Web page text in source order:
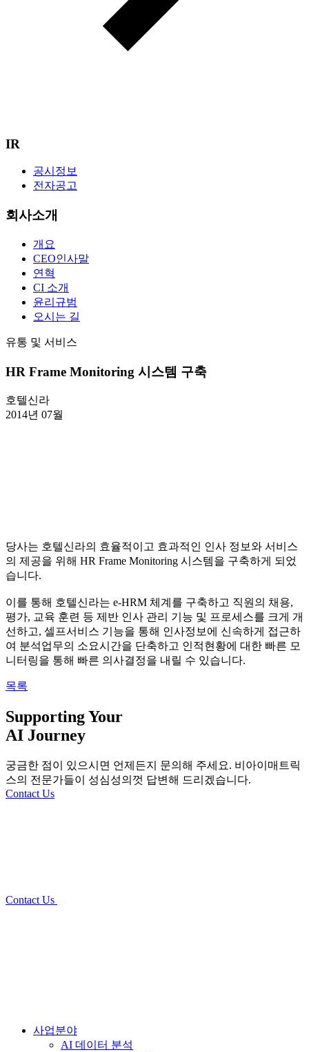
IR
공시정보
전자공고
회사소개
개요
CEO인사말
연혁
CI 소개
윤리규범
오시는 길
유통 및 서비스
HR Frame Monitoring 시스템 구축
호텔신라
2014년 07월
당사는 호텔신라의 효율적이고 효과적인 인사 정보와 서비스
의 제공을 위해 HR Frame Monitoring 시스템을 구축하게 되었
습니다.
이를 통해 호텔신라는 e-HRM 체계를 구축하고 직원의 채용,
평가, 교육 훈련 등 제반 인사 관리 기능 및 프로세스를 크게 개
선하고, 셀프서비스 기능을 통해 인사정보에 신속하게 접근하
여 분석업무의 소요시간을 단축하고 인적현황에 대한 빠른 모
니터링을 통해 빠른 의사결정을 내릴 수 있습니다.
목록
Supporting Your
AI Journey
궁금한 점이 있으시면 언제든지 문의해 주세요. 비아이매트릭
스의 전문가들이 성심성의껏 답변해 드리겠습니다.
Contact Us
Contact Us
사업분야
AI 데이터 분석